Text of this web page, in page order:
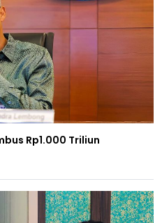
Rp1.000 Triliun